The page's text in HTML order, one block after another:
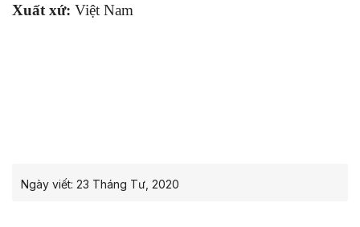
Xuất xứ: Việt Nam
Ngày viết: 23 Tháng Tư, 2020